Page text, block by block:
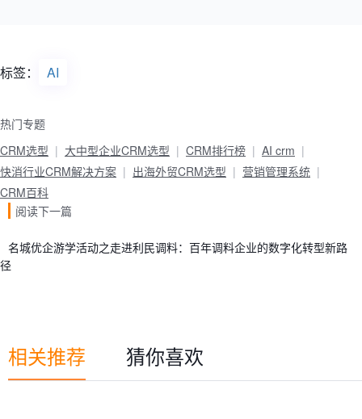
标签： AI
热门专题
CRM选型
大中型企业CRM选型 CRM排行榜
AI crm
快消行业CRM解决方案
出海外贸CRM选型
营销管理系统
CRM百科
阅读下一篇
名城优企游学活动之走进利民调料：百年调料企业的数字化转型新路
径
相关推荐 猜你喜欢